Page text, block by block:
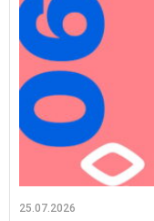
25.07.2026